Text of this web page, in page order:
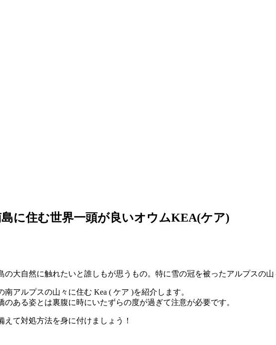
に住む世界一頭が良いオウムKEA(ケア)
大自然に触れたいと誰しもが思うもの。特に雪の冠を被ったアルプスの山
アルプスの山々に住む Kea ( ケア )を紹介します。
ある姿とは裏腹に時にいたずらの度が過ぎて注意が必要です。
て対処方法を身に付けましょう！